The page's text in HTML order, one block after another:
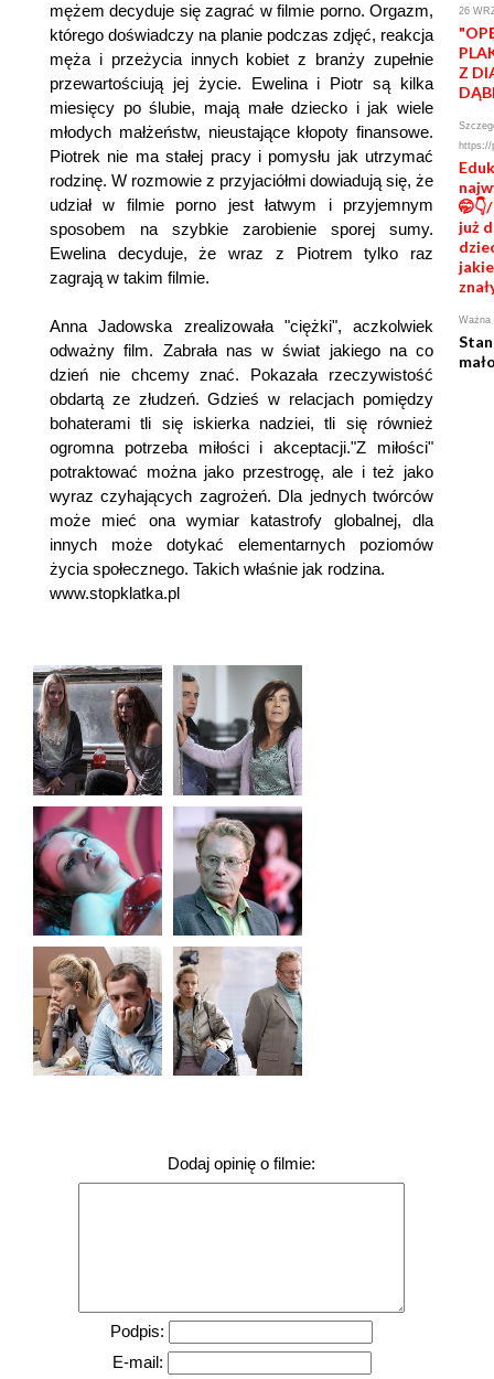
mężem decyduje się zagrać w filmie porno. Orgazm,
którego doświadczy na planie podczas zdjęć, reakcja
męża i przeżycia innych kobiet z branży zupełnie
przewartościują jej życie. Ewelina i Piotr są kilka
miesięcy po ślubie, mają małe dziecko i jak wiele
młodych małżeństw, nieustające kłopoty finansowe.
Piotrek nie ma stałej pracy i pomysłu jak utrzymać
rodzinę. W rozmowie z przyjaciółmi dowiadują się, że
udział w filmie porno jest łatwym i przyjemnym
sposobem na szybkie zarobienie sporej sumy.
Ewelina decyduje, że wraz z Piotrem tylko raz
zagrają w takim filmie.
Anna Jadowska zrealizowała "ciężki", aczkolwiek
odważny film. Zabrała nas w świat jakiego na co
dzień nie chcemy znać. Pokazała rzeczywistość
obdartą ze złudzeń. Gdzieś w relacjach pomiędzy
bohaterami tli się iskierka nadziei, tli się również
ogromna potrzeba miłości i akceptacji."Z miłości"
potraktować można jako przestrogę, ale i też jako
wyraz czyhających zagrożeń. Dla jednych twórców
może mieć ona wymiar katastrofy globalnej, dla
innych może dotykać elementarnych poziomów
życia społecznego. Takich właśnie jak rodzina.
www.stopklatka.pl
Dodaj opinię o filmie:
Podpis:
E-mail:
26
Z
https://
już
Ważna